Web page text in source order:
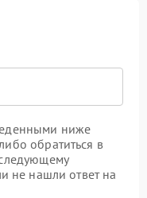
ниже
обратиться в
не нашли ответ на